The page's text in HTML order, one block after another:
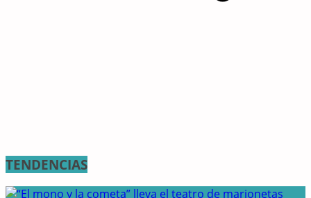
TENDENCIAS